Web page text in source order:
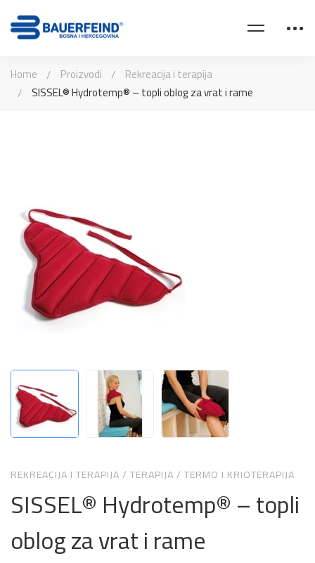
Home Proizvodi
Rekreacija i terapija
SISSEL® Hydrotemp® – topli oblog za vrat i rame
REKREACIJA I TERAPIJA/ TERAPIJA/ TERMO I KRIOTERAPIJA
SISSEL® Hydrotemp® – topli
oblog za vrat i rame